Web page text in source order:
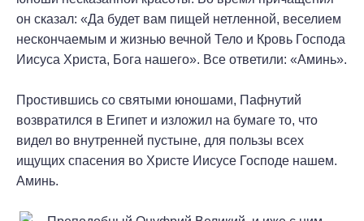
он сказал: «Да будет вам пищей нетленной, веселием
нескончаемым и жизнью вечной Тело и Кровь Господа
Иисуса Христа, Бога нашего». Все ответили: «Аминь».
Простившись со святыми юношами, Пафнутий
возвратился в Египет и изложил на бумаге то, что
видел во внутренней пустыне, для пользы всех
ищущих спасения во Христе Иисусе Господе нашем.
Аминь.